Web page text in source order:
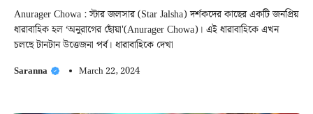
Anurager Chowa : স্টার জলসার (Star Jalsha) দর্শকদের কাছের একটি জনপ্রিয়
ধারাবাহিক হল ‘অনুরাগের ছোঁয়া'(Anurager Chowa)। এই ধারাবাহিকে এখন
চলছে টানটান উত্তেজনা পর্ব। ধারাবাহিকে দেখা
Saranna March 22, 2024